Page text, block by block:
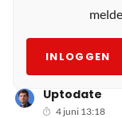
INLOGGEN
Uptodate
4 juni 13:18